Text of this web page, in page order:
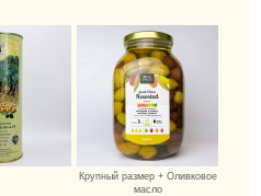
Крупный размер + Оливковое
масло